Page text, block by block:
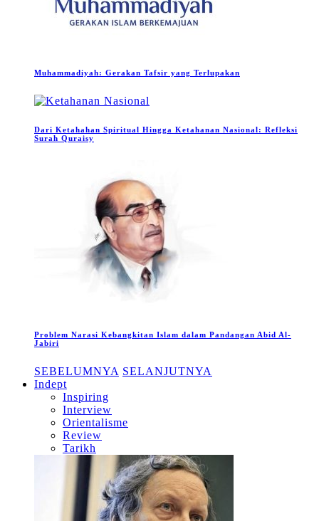
Muhammadiyah: Gerakan Tafsir yang Terlupakan
Dari Ketahahan Spiritual Hingga Ketahanan Nasional: Refleksi
Surah Quraisy
Problem Narasi Kebangkitan Islam dalam Pandangan Abid Al-
Jabiri
SEBELUMNYA SELANJUTNYA
Indept
Inspiring
Interview
Orientalisme
Review
Tarikh